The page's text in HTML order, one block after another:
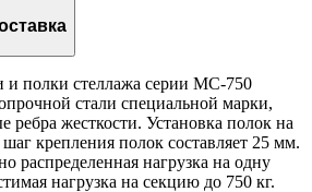
и полки стеллажа серии МС-750
стали специальной марки,
ребра жесткости. Установка полок на
крепления полок составляет 25 мм.
распределенная нагрузка на одну
нагрузка на секцию до 750 кг.